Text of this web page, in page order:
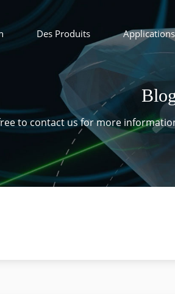
Des Produits Applications
to contact us for more